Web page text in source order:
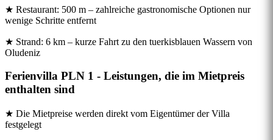
★ Restaurant: 500 m – zahlreiche gastronomische Optionen nur
wenige Schritte entfernt
★ Strand: 6 km – kurze Fahrt zu den tuerkisblauen Wassern von
Oludeniz
Ferienvilla PLN 1 - Leistungen, die im Mietpreis
enthalten sind
★ Die Mietpreise werden direkt vom Eigentümer der Villa
festgelegt